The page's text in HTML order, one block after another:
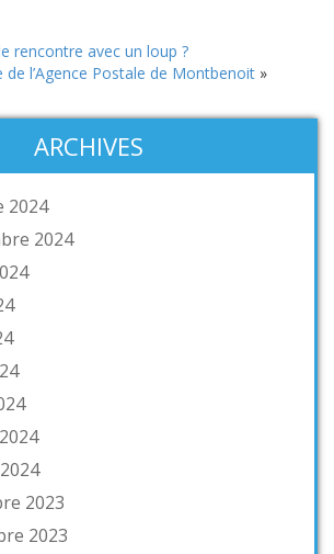
rencontre avec un loup ?
de l’Agence Postale de Montbenoit»
ARCHIVES
2024
2024
2023
2023